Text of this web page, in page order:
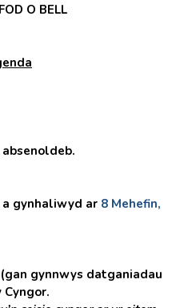
O BELL
a gynhaliwyd ar 8 Mehefin,
gynnwys datganiadau
Cyngor.